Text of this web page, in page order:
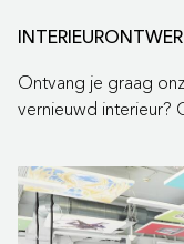
Ontvang je graag
vernieuwd interieur?